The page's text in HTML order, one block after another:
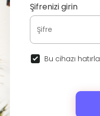
Şifrenizi girin
Bu cihazı hatırla